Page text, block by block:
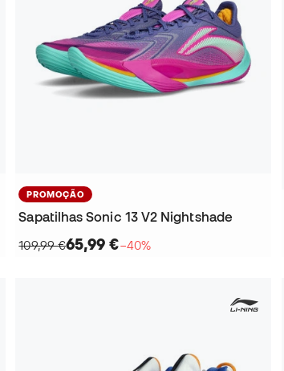
PROMOÇÃO
Sapatilhas Sonic 13 V2 Nightshade
109,99 €65,99 €−40%